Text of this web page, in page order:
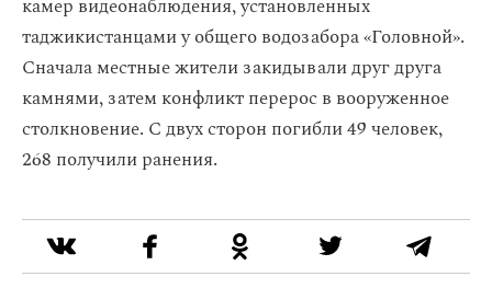
камер видеонаблюдения, установленных
таджикистанцами у общего водозабора «Головной».
Сначала местные жители закидывали друг друга
камнями, затем конфликт перерос в вооруженное
столкновение. С двух сторон погибли 49 человек,
268 получили ранения.